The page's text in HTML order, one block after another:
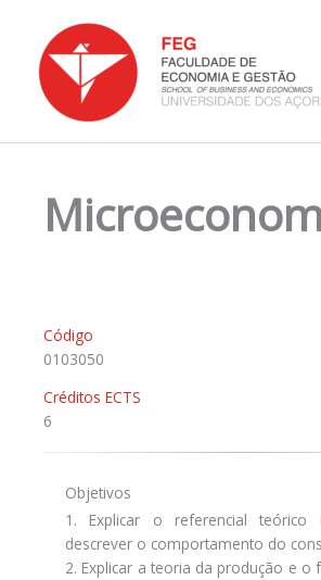
content
Código
0103050
Créditos ECTS
6
Objetivos
1. Explicar o referencial teórico
descrever o comportamento do
2. Explicar a teoria da produção e o